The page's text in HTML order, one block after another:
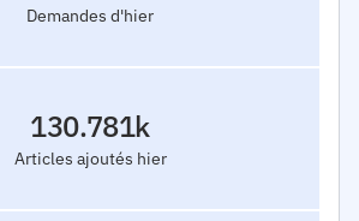
Demandes d'hier
Articles ajoutés hier
130.781k